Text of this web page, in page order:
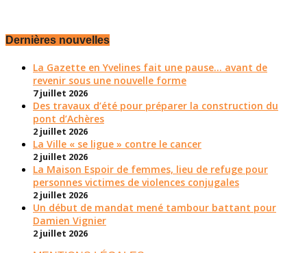
Dernières nouvelles
La Gazette en Yvelines fait une pause... avant de
revenir sous une nouvelle forme
7 juillet 2026
Des travaux d’été pour préparer la construction du
pont d’Achères
2 juillet 2026
La Ville « se ligue » contre le cancer
2 juillet 2026
La Maison Espoir de femmes, lieu de refuge pour
personnes victimes de violences conjugales
2 juillet 2026
Un début de mandat mené tambour battant pour
Damien Vignier
2 juillet 2026